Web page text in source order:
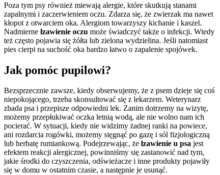
Poza tym psy również miewają alergie, które skutkują stanami
zapalnymi i zaczerwieniem oczu. Zdarza się, że zwierzak ma nawet
kłopot z otwarciem oka. Alergiom towarzyszy kichanie i kaszel.
Nadmierne łzawienie oczu może świadczyć także o infekcji. Wtedy
też często pojawia się żółta lub zielona wydzielina. Jeśli natomiast
pies cierpi na suchość oka bardzo łatwo o zapalenie spojówek.
Jak pomóc pupilowi?
Bezsprzecznie zawsze, kiedy obserwujemy, że z psem dzieje się coś
niepokojącego, trzeba skonsultować się z lekarzem. Weterynarz
zbada psa i przepisze odpowiedni lek. Zanim dotrzemy na wizytę,
możemy przepłukiwać oczka letnią wodą, ale nie wolno nam ich
pocierać. W sytuacji, kiedy nie widzimy żadnej ranki na powiece,
ani rozdarcia rogówki, możemy sięgnąć po gazę i sól fizjologiczną
lub herbatę rumiankową. Podejrzewając, że łzawienie u psa jest
efektem reakcji alergicznej, powinniśmy się zastanowić nad tym,
jakie środki do czyszczenia, odświeżacze i inne produkty pojawiły
się w domu w ostatnim czasie, a następnie je usunąć.